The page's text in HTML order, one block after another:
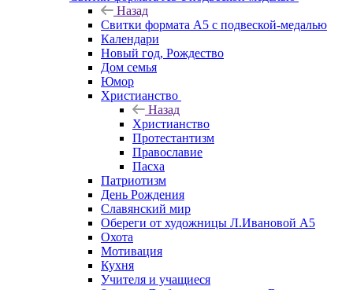
Назад
Свитки формата А5 с подвеской-медалью
Календари
Новый год, Рождество
Дом семья
Юмор
Христианство
Назад
Христианство
Протестантизм
Православие
Пасха
Патриотизм
День Рождения
Славянский мир
Обереги от художницы Л.Ивановой А5
Охота
Мотивация
Кухня
Учителя и учащиеся